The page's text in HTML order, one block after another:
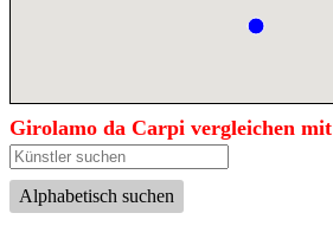
Girolamo da Carpi vergleichen mit
Alphabetisch suchen